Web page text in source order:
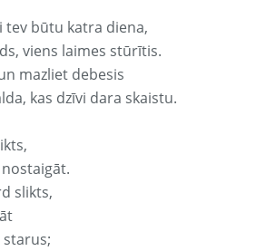
tev būtu katra diena,
viens laimes stūrītis.
mazliet debesis
kas dzīvi dara skaistu.
slikts,